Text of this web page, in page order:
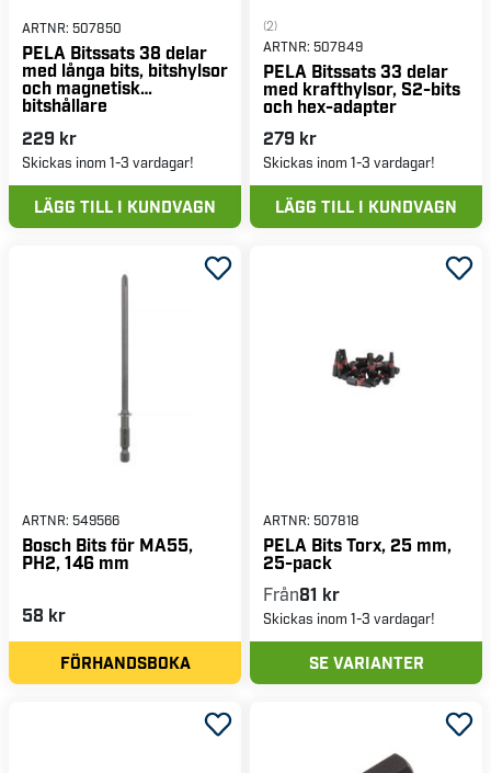
ARTNR: 507850
PELA Bitssats 38 delar
med långa bits, bitshylsor
och magnetisk
bitshållare
229 kr
Skickas inom 1-3 vardagar!
LÄGG TILL I KUNDVAGN
(2)
ARTNR: 507849
PELA Bitssats 33 delar
med krafthylsor, S2-bits
och hex-adapter
279 kr
Skickas inom 1-3 vardagar!
LÄGG TILL I KUNDVAGN
ARTNR: 549566
Bosch Bits för MA55,
PH2, 146 mm
58 kr
FÖRHANDSBOKA
ARTNR: 507818
PELA Bits Torx, 25 mm,
25-pack
Från81 kr
Skickas inom 1-3 vardagar!
SE VARIANTER